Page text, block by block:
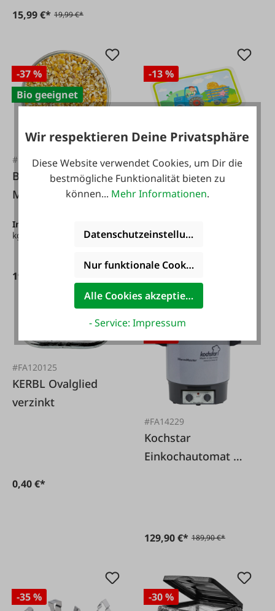
15,99 €* 19,99 €*
-37 %
Bio geeignet
#FA133366
Bio Hühnerfutter
Maisbruch 14 kg
Inhalt:
kg)
19,00 €*
-13 %
#FA131071
Brett Kinder Traktor
#FA120125
KERBL Ovalglied
verzinkt
0,40 €*
#FA14229
Kochstar
Einkochautomat mit
129,90 €* 189,90 €*
-35 % -30 %
Wir respektieren Deine Privatsphäre
Diese Website verwendet Cookies, um Dir die
bestmögliche Funktionalität bieten zu
können... Mehr Informationen.
Datenschutzeinstellungen
Nur funktionale Cookies akzeptieren
Alle Cookies akzeptieren
- Service: Impressum